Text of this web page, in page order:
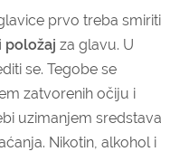
prvo treba smiriti
položaj za glavu. U
se. Tegobe se
zatvorenih očiju i
uzimanjem sredstava
Nikotin, alkohol i